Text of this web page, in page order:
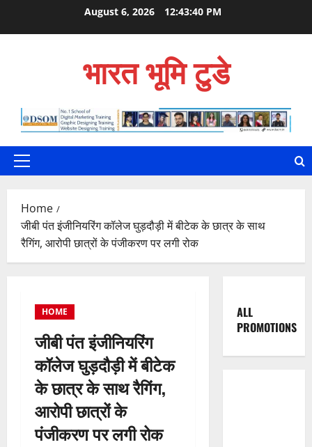
August 6, 2026 12:43:41 PM
भारत भूमि टुडे
Primary
Home
जीबी पंत इंजीनियरिंग कॉलेज घुड़दौड़ी में बीटेक के छात्र के साथ
रैगिंग, आरोपी छात्रों के पंजीकरण पर लगी रोक
HOME
जीबी पंत इंजीनियरिंग
कॉलेज घुड़दौड़ी में बीटेक
के छात्र के साथ रैगिंग,
आरोपी छात्रों के
पंजीकरण पर लगी रोक
ALL
PROMOTIONS